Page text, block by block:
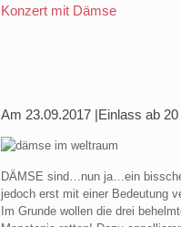
Konzert mit Dämse
Am 23.09.2017 |Einlass ab 20
DÄMSE sind…nun ja…ein
jedoch erst mit einer Bedeutung
Im Grunde wollen die drei